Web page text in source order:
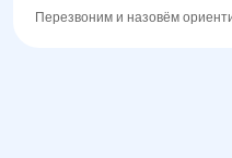
Перезвоним и назовём